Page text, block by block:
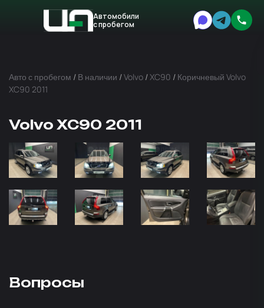
Автомобили
с пробегом
Авто с пробегом / В наличии /Volvo /XC90 / Коричневый Volvo
XC90 2011
Volvo XC90 2011
Вопросы